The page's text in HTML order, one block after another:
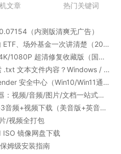
文章 热门关键词
（内测版清爽无广告）
纳指和标普500怎么买：场内 ETF、场外基金一次讲清楚（2026 最新版）
周星驰电影合集资源：45部 4K/1080P 超清修复收藏版（国粤双语/中文字幕）
不装任何软件，如何全盘搜索 .txt 文本文件内容？Windows / Linux / macOS 的命令行指南
一键彻底卸载 Windows Defender 安全中心（Win10/Win11通用）
FormatMaster全能格式转换器：视频/音频/图片/文档一站式搞定
新概念英语1 第一册 pdf+mp3音频+视频下载（美音版+英音版）
/视频全打包
镜像网盘下载
姆级安装指南